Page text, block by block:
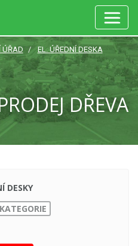
ÚŘAD
EL. ÚŘEDNÍ DESKA
DŘEVA
DESKY